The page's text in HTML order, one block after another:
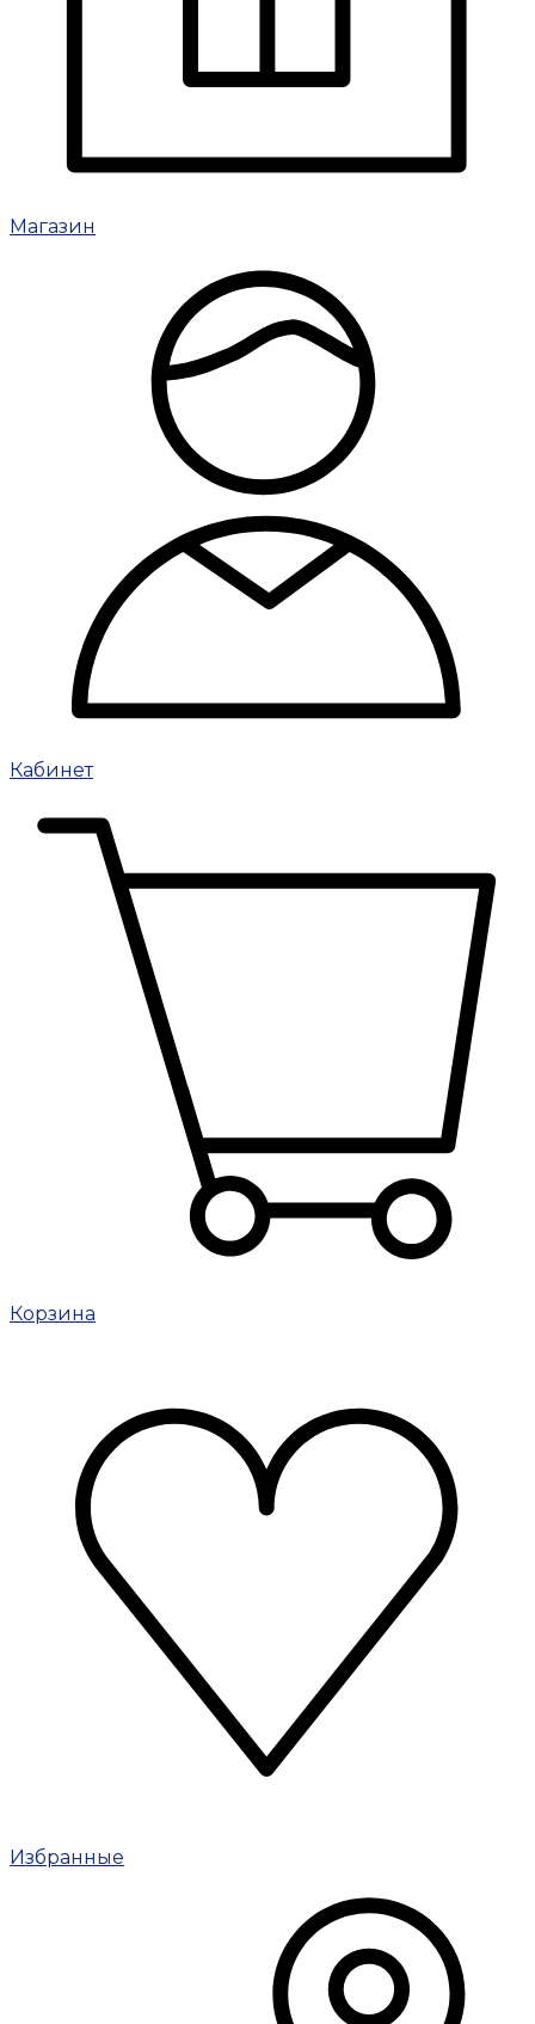
Магазин
Кабинет
Корзина
Избранные